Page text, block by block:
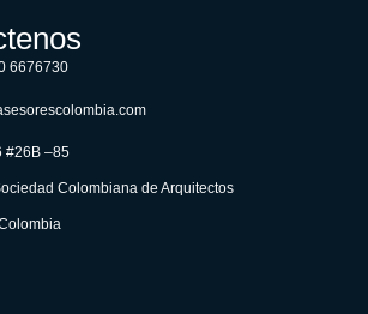
6676730
#26B –85
Colombiana de Arquitectos